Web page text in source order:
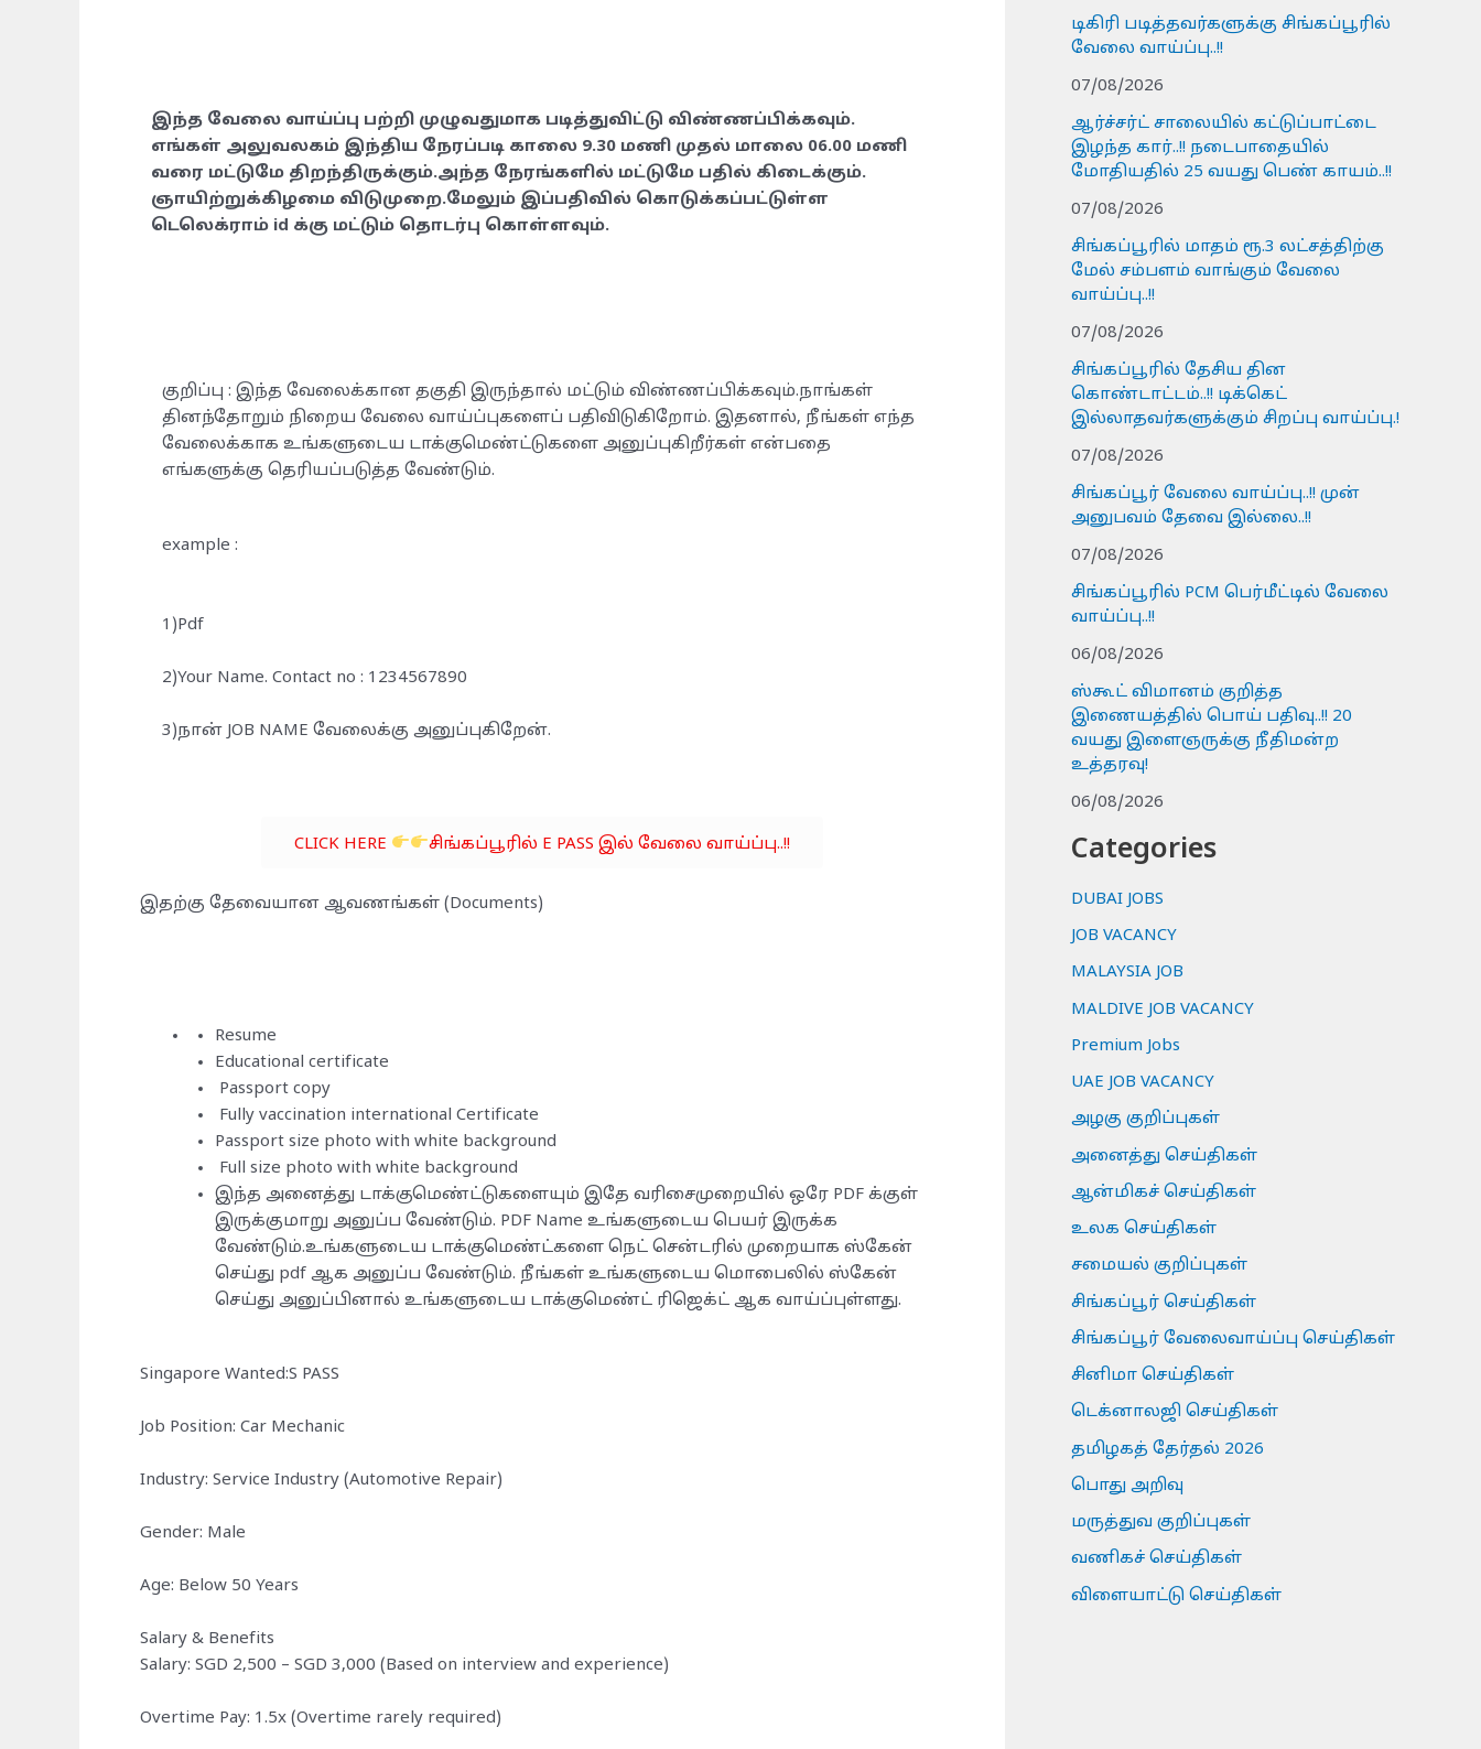
இந்த வேலை வாய்ப்பு பற்றி முழுவதுமாக படித்துவிட்டு விண்ணப்பிக்கவும்.
எங்கள் அலுவலகம் இந்திய நேரப்படி காலை 9.30 மணி முதல் மாலை 06.00 மணி
வரை மட்டுமே திறந்திருக்கும்.அந்த நேரங்களில் மட்டுமே பதில் கிடைக்கும்.
ஞாயிற்றுக்கிழமை விடுமுறை.மேலும் இப்பதிவில் கொடுக்கப்பட்டுள்ள
டெலெக்ராம் id க்கு மட்டும் தொடர்பு கொள்ளவும்.
குறிப்பு : இந்த வேலைக்கான தகுதி இருந்தால் மட்டும் விண்ணப்பிக்கவும்.நாங்கள்
தினந்தோறும் நிறைய வேலை வாய்ப்புகளைப் பதிவிடுகிறோம். இதனால், நீங்கள் எந்த
வேலைக்காக உங்களுடைய டாக்குமெண்ட்டுகளை அனுப்புகிறீர்கள் என்பதை
எங்களுக்கு தெரியப்படுத்த வேண்டும்.
example :
1)Pdf
2)Your Name. Contact no : 1234567890
3)நான் JOB NAME வேலைக்கு அனுப்புகிறேன்.
CLICK HERE சிங்கப்பூரில் E PASS இல் வேலை வாய்ப்பு..!!
இதற்கு தேவையான ஆவணங்கள் (Documents)
Resume
Educational certificate
Passport copy
Fully vaccination international Certificate
Passport size photo with white background
Full size photo with white background
இந்த அனைத்து டாக்குமெண்ட்டுகளையும் இதே வரிசைமுறையில் ஒரே PDF க்குள்
இருக்குமாறு அனுப்ப வேண்டும். PDF Name உங்களுடைய பெயர் இருக்க
வேண்டும்.உங்களுடைய டாக்குமெண்ட்களை நெட் சென்டரில் முறையாக ஸ்கேன்
செய்து pdf ஆக அனுப்ப வேண்டும். நீங்கள் உங்களுடைய மொபைலில் ஸ்கேன்
செய்து அனுப்பினால் உங்களுடைய டாக்குமெண்ட் ரிஜெக்ட் ஆக வாய்ப்புள்ளது.
Singapore Wanted:S PASS
Job Position: Car Mechanic
Industry: Service Industry (Automotive Repair)
Gender: Male
Age: Below 50 Years
Salary & Benefits
Salary: SGD 2,500 – SGD 3,000 (Based on interview and experience)
Overtime Pay: 1.5x (Overtime rarely required)
டிகிரி படித்தவர்களுக்கு சிங்கப்பூரில்
வேலை வாய்ப்பு..!!
07/08/2026
ஆர்ச்சர்ட் சாலையில் கட்டுப்பாட்டை
இழந்த கார்..!! நடைபாதையில்
மோதியதில் 25 வயது பெண் காயம்..!!
07/08/2026
சிங்கப்பூரில் மாதம் ரூ.3 லட்சத்திற்கு
மேல் சம்பளம் வாங்கும் வேலை
வாய்ப்பு..!!
07/08/2026
சிங்கப்பூரில் தேசிய தின
கொண்டாட்டம்..!! டிக்கெட்
இல்லாதவர்களுக்கும் சிறப்பு வாய்ப்பு.!
07/08/2026
சிங்கப்பூர் வேலை வாய்ப்பு..!! முன்
அனுபவம் தேவை இல்லை..!!
07/08/2026
சிங்கப்பூரில் PCM பெர்மீட்டில் வேலை
வாய்ப்பு..!!
06/08/2026
ஸ்கூட் விமானம் குறித்த
இணையத்தில் பொய் பதிவு..!! 20
வயது இளைஞருக்கு நீதிமன்ற
உத்தரவு!
06/08/2026
Categories
DUBAI JOBS
JOB VACANCY
MALAYSIA JOB
MALDIVE JOB VACANCY
Premium Jobs
UAE JOB VACANCY
அழகு குறிப்புகள்
அனைத்து செய்திகள்
ஆன்மிகச் செய்திகள்
உலக செய்திகள்
சமையல் குறிப்புகள்
சிங்கப்பூர் செய்திகள்
சிங்கப்பூர் வேலைவாய்ப்பு செய்திகள்
சினிமா செய்திகள்
டெக்னாலஜி செய்திகள்
தமிழகத் தேர்தல் 2026
பொது அறிவு
மருத்துவ குறிப்புகள்
வணிகச் செய்திகள்
விளையாட்டு செய்திகள்